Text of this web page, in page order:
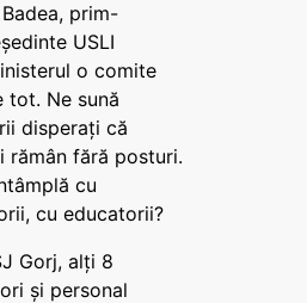
prim-
USLI
o comite
tot. Ne sună
disperați că
rămân fără posturi.
cu
cu educatorii?
Gorj, alți 8
și personal